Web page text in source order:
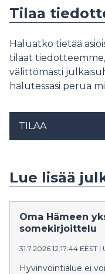
Tilaa
Haluatko tietää
tilaat tiedotteemme,
välittömästi
halutessasi perua
TILAA
Lue lisää
Oma Hämeen
somekirjoittelu
31.7.2026 12:17:44 EEST |
Hyvinvointialue ei voi